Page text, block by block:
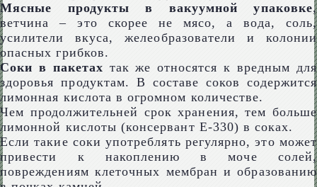
Мясные продукты в вакуумной упаковке,
ветчина – это скорее не мясо, а вода, соль,
усилители вкуса, желеобразователи и колонии
опасных грибков.
Соки в пакетах так же относятся к вредным для
здоровья продуктам. В составе соков содержится
лимонная кислота в огромном количестве.
Чем продолжительней срок хранения, тем больше
лимонной кислоты (консервант Е-330) в соках.
Если такие соки употреблять регулярно, это может
привести к накоплению в моче солей,
повреждениям клеточных мембран и образованию